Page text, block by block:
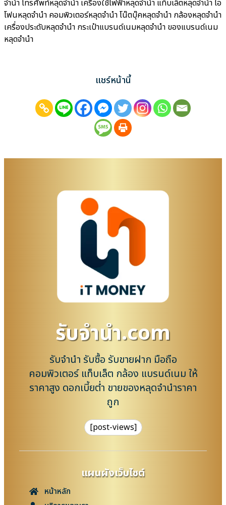
จำนำ โทรศัพท์หลุดจำนำ เครื่องใช้ไฟฟ้าหลุดจำนำ แท็บเล็ตหลุดจำนำ ไอ
โฟนหลุดจำนำ คอมพิวเตอร์หลุดจำนำ โน๊ตบุ๊คหลุดจำนำ กล้องหลุดจำนำ
เครื่องประดับหลุดจำนำ กระเป๋าแบรนด์เนมหลุดจำนำ ของแบรนด์เนม
หลุดจำนำ
แชร์หน้านี้
รับจํานํา.com
รับจำนำ รับซื้อ รับขายฝาก มือถือ
คอมพิวเตอร์ แท็บเล็ต กล้อง แบรนด์เนม ให้
ราคาสูง ดอกเบี้ยต่ำ ขายของหลุดจำนำราคา
ถูก
[post-views]
แผนผังเว็บไซต์
หน้าหลัก